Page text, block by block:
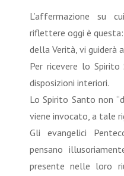
L’affermazione su
riflettere oggi è
della Verità, vi guiderà
Per ricevere lo
disposizioni interiori.
Lo Spirito Santo non
viene invocato, a tale
Gli evangelici
pensano
presente nelle loro